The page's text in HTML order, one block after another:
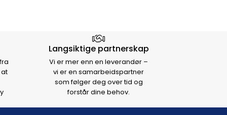
Langsiktige partnerskap
Vi er mer enn en leverandør –
vi er en samarbeidspartner
som følger deg over tid og
forstår dine behov.